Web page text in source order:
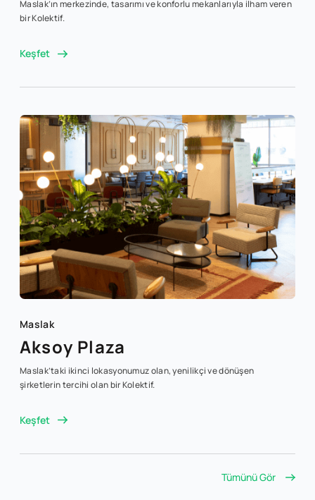
Maslak’ın merkezinde, tasarımı ve konforlu mekanlarıyla ilham veren
bir Kolektif.
Keşfet
Maslak
Aksoy Plaza
Maslak’taki ikinci lokasyonumuz olan, yenilikçi ve dönüşen
şirketlerin tercihi olan bir Kolektif.
Keşfet
Tümünü Gör